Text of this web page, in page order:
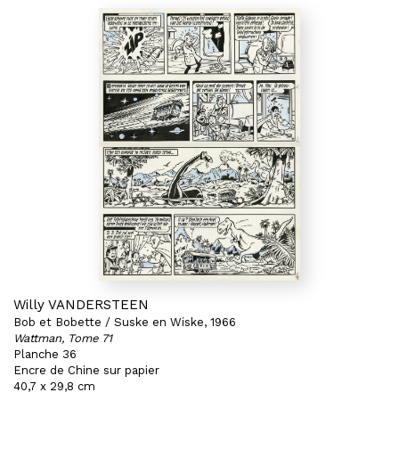
Willy VANDERSTEEN
Bob et Bobette / Suske en Wiske, 1966
Wattman, Tome 71
Planche 36
Encre de Chine sur papier
40,7 x 29,8 cm